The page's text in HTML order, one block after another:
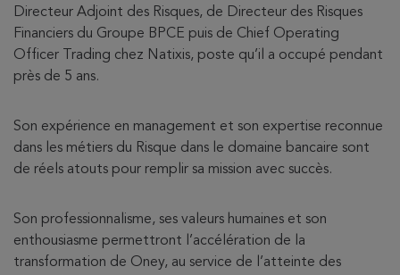
Directeur Adjoint des Risques, de Directeur des Risques
Financiers du Groupe BPCE puis de Chief Operating
Officer Trading chez Natixis, poste qu’il a occupé pendant
près de 5 ans.
Son expérience en management et son expertise reconnue
dans les métiers du Risque dans le domaine bancaire sont
de réels atouts pour remplir sa mission avec succès.
Son professionnalisme, ses valeurs humaines et son
enthousiasme permettront l’accélération de la
transformation de Oney, au service de l’atteinte des